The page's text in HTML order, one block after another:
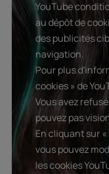
YouTube
au dépôt de
des publicités
navigation.
Pour plus
cookies » de
Vous avez
pouvez pas
En cliquant sur
vous pouvez
les cookies